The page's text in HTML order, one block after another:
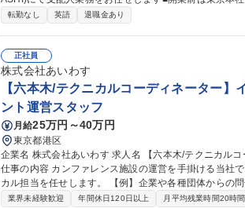
す。 ■ホテル開業準備業務全般■人材育成･研修■サービススタンダード作成■売上･経費管理■予算作成■ホテルスタ
ッフがおり夜勤ありません■事業成長を牽引する新規ホ
集職種 【大阪/支配人】2028年3月開業/日鉄興和不動産
転勤なし 英語 退職金あり
正社員
株式会社あいわす
【六本木/テクニカルコーディネーター
ント運営スタッフ
月給25万円～40万円
東京都港区
企業名 株式会社あいわす 求人名 【六本木/テクニカルコーディネーター】イベント運営/音響照明,映像の運営管理
仕事の内容 カンファレンス施設の運営を手掛ける当社
カル担当を任せします。 【例】企業や各種団体からの
【イベント当日までの流れ】問い合わせ対応や予約受
業界未経験歓迎 年間休日120日以上 月平均残業時間20時